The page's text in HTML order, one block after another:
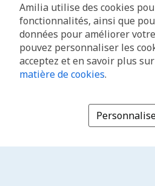
Amilia utilise des cookies
fonctionnalités, ainsi que
données pour améliorer
pouvez personnaliser les
acceptez et en savoir plus
matière de cookies.